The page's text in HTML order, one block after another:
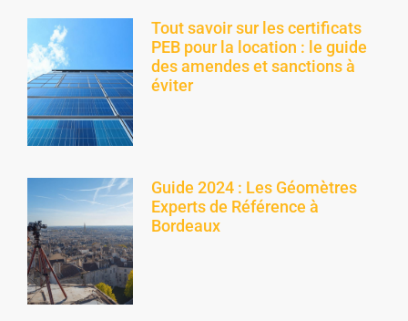
Tout savoir sur les certificats
PEB pour la location : le guide
des amendes et sanctions à
éviter
Guide 2024 : Les Géomètres
Experts de Référence à
Bordeaux